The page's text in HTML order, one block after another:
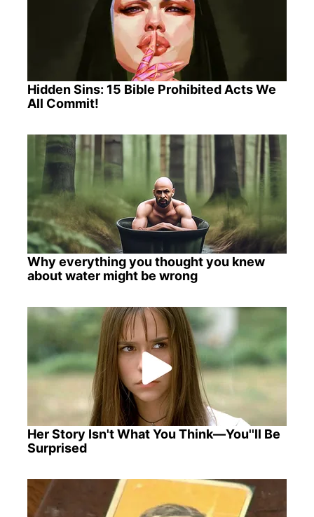
Hidden Sins: 15 Bible Prohibited Acts We
All Commit!
Why everything you thought you knew
about water might be wrong
Her Story Isn't What You Think—You''ll Be
Surprised